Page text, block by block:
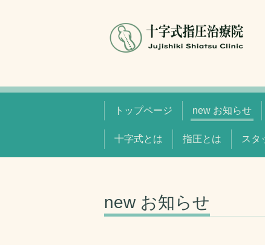
トップページ new お知らせ
十字式とは 指圧とは スタ
new お知らせ